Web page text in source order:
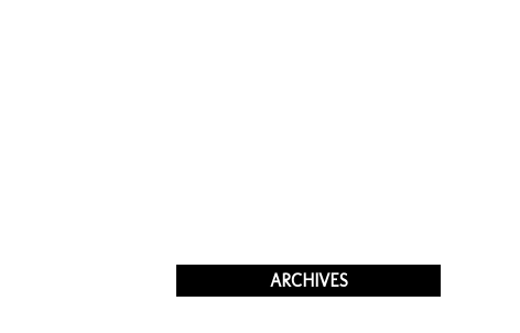
ARCHIVES